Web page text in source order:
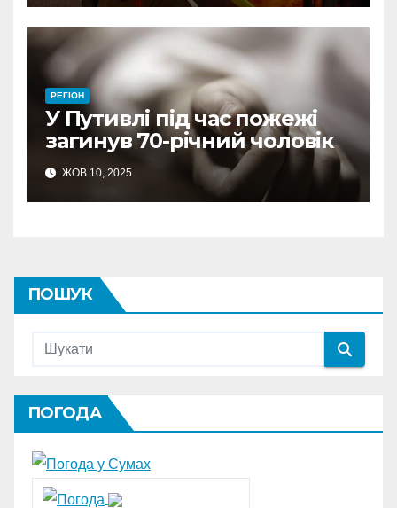
РЕГІОН
У Путивлі під час пожежі
загинув 70-річний чоловік
ЖОВ 10, 2025
ПОШУК
ПОГОДА